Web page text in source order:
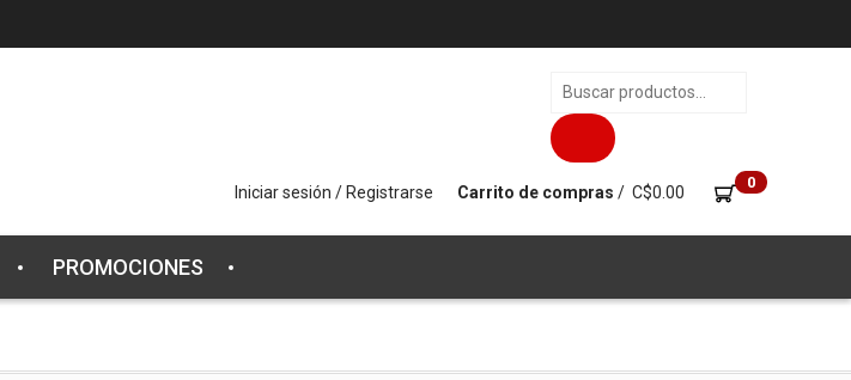
Búsqueda
de
productos
Iniciar sesión / Registrarse Carrito de compras / C$0.00
0
PROMOCIONES